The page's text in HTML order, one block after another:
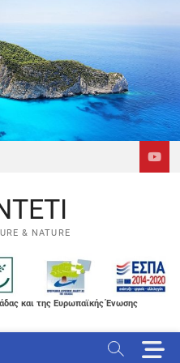
εργαλείων
& NATURE
και της Ευρωπαϊκής Ένωσης
M
e